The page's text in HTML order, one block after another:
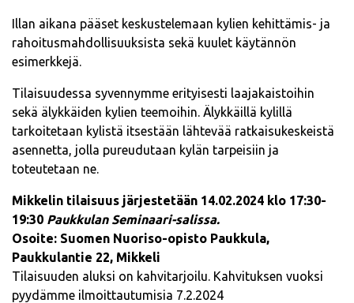
Illan aikana pääset keskustelemaan kylien kehittämis- ja
rahoitusmahdollisuuksista sekä kuulet käytännön
esimerkkejä.
Tilaisuudessa syvennymme erityisesti laajakaistoihin
sekä älykkäiden kylien teemoihin. Älykkäillä kylillä
tarkoitetaan kylistä itsestään lähtevää ratkaisukeskeistä
asennetta, jolla pureudutaan kylän tarpeisiin ja
toteutetaan ne.
Mikkelin tilaisuus järjestetään 14.02.2024 klo 17:30-
19:30 Paukkulan Seminaari-salissa.
Osoite: Suomen Nuoriso-opisto Paukkula,
Paukkulantie 22, Mikkeli
Tilaisuuden aluksi on kahvitarjoilu. Kahvituksen vuoksi
pyydämme ilmoittautumisia 7.2.2024